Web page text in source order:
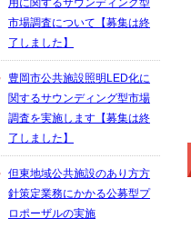
用に関するサウンディング型
市場調査について【募集は終
了しました】
豊岡市公共施設照明LED化に
関するサウンディング型市場
調査を実施します【募集は終
了しました】
但東地域公共施設のあり方方
針策定業務にかかる公募型プ
ロポーザルの実施